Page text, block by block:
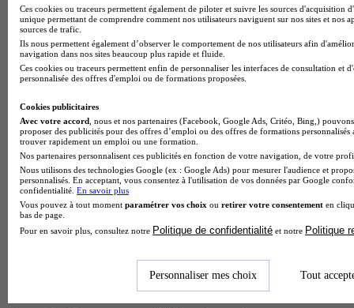
BTS Esf en alternance
BTS Dietetique en alternance
BTS Mco en alternance
BTS Pi en alternance
BTS Sp3s en alternance
Master CCA en alternance
BTS Ndrc en alternance
BTS Sam en alternance
Cap Fleuriste en alternance
BTS Sio en alternance
MSc Marketing Digital en alternance
BTS Gpme en alternance
Cap Electricien en alternance
BTS Gpn en alternance
BTS Domotique en alternance
BAC Pro Agora en alternance
BTS Iris en alternance
BTS Tpl en alternance
Ces cookies ou traceurs permettent également de piloter et suivre les sources d'acquisition
unique permettant de comprendre comment nos utilisateurs naviguent sur nos sites et nos
sources de trafic.
Ils nous permettent également d’observer le comportement de nos utilisateurs afin
navigation dans nos sites beaucoup plus rapide et fluide.
Ces cookies ou traceurs permettent enfin de personnaliser les interfaces de consultation et
personnalisée des offres d'emploi ou de formations proposées.
Cookies publicitaires
Avec votre accord , nous et nos partenaires (Facebook, Google Ads, Critéo, Bing,)
proposer des publicités pour des offres d’emploi ou des offres de formations
trouver rapidement un emploi ou une formation.
Nos partenaires personnalisent ces publicités en fonction de votre navigation, de votre
Nous utilisons des technologies Google (ex : Google Ads) pour mesurer l'audience et
personnalisés. En acceptant, vous consentez à l'utilisation de vos données par Google
confidentialité. En savoir plus
Vous pouvez à tout moment paramétrer vos choix ou retirer votre consentement en
bas de page.
Pour en savoir plus, consultez notre Politique de confidentialité et notre Politique
Personnaliser mes choix Tout